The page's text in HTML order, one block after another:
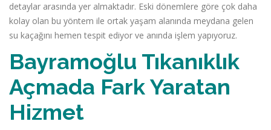
detaylar arasında yer almaktadır. Eski dönemlere göre çok daha
kolay olan bu yöntem ile ortak yaşam alanında meydana gelen
su kaçağını hemen tespit ediyor ve anında işlem yapıyoruz.
Bayramoğlu Tıkanıklık
Açmada Fark Yaratan
Hizmet